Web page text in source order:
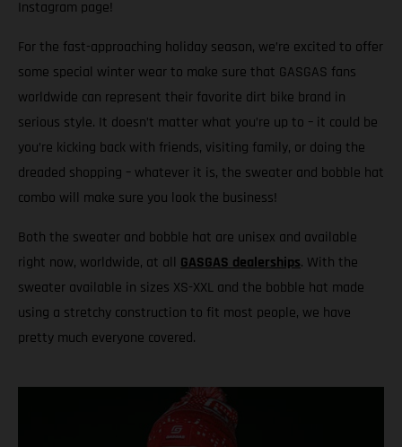
Instagram page!
For the fast-approaching holiday season, we’re excited to offer
some special winter wear to make sure that GASGAS fans
worldwide can represent their favorite dirt bike brand in
serious style. It doesn’t matter what you’re up to – it could be
you’re kicking back with friends, visiting family, or doing the
dreaded shopping – whatever it is, the sweater and bobble hat
combo will make sure you look the business!
Both the sweater and bobble hat are unisex and available
right now, worldwide, at all GASGAS dealerships. With the
sweater available in sizes XS-XXL and the bobble hat made
using a stretchy construction to fit most people, we have
pretty much everyone covered.